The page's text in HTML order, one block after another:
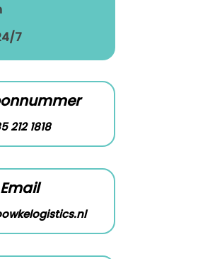
7
212 1818
Email